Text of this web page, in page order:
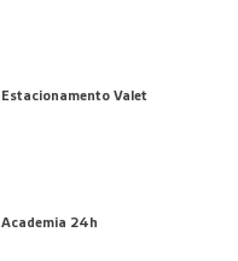
Estacionamento Valet
Academia 24h